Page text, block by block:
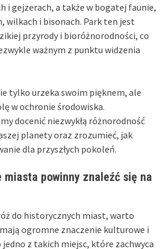
i gejzerach, a także w bogatej faunie,
wilkach i bisonach. Park ten jest
przyrody i bioróżnorodności, co
ważnym z punktu widzenia
tylko urzeka swoim pięknem, ale
w ochronie środowiska.
docenić niezwykłą różnorodność
planety oraz zrozumieć, jak
dla przyszłych pokoleń.
powinny znaleźć się na
do historycznych miast, warto
ogromne znaczenie kulturowe i
jedno z takich miejsc, które zachwyca